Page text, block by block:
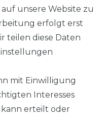
unsere Website zu
erfolgt erst
teilen diese Daten
mit Einwilligung
Interesses
erteilt oder